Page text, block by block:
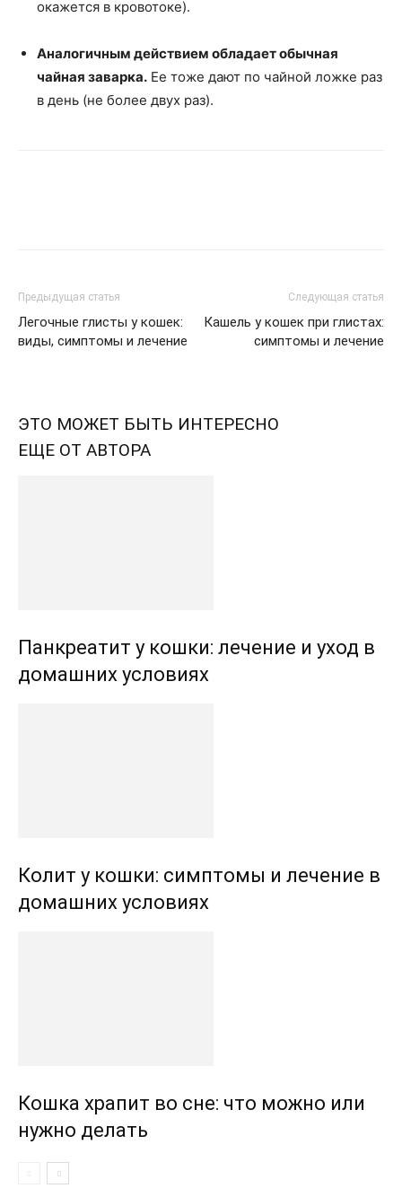
окажется в кровотоке).
Аналогичным действием обладает обычная
чайная заварка. Ее тоже дают по чайной ложке раз
в день (не более двух раз).
Предыдущая статья
Легочные глисты у кошек:
виды, симптомы и лечение
Следующая статья
Кашель у кошек при глистах:
симптомы и лечение
ЭТО МОЖЕТ БЫТЬ ИНТЕРЕСНО
ЕЩЕ ОТ АВТОРА
Панкреатит у кошки: лечение и уход в
домашних условиях
Колит у кошки: симптомы и лечение в
домашних условиях
Кошка храпит во сне: что можно или
нужно делать